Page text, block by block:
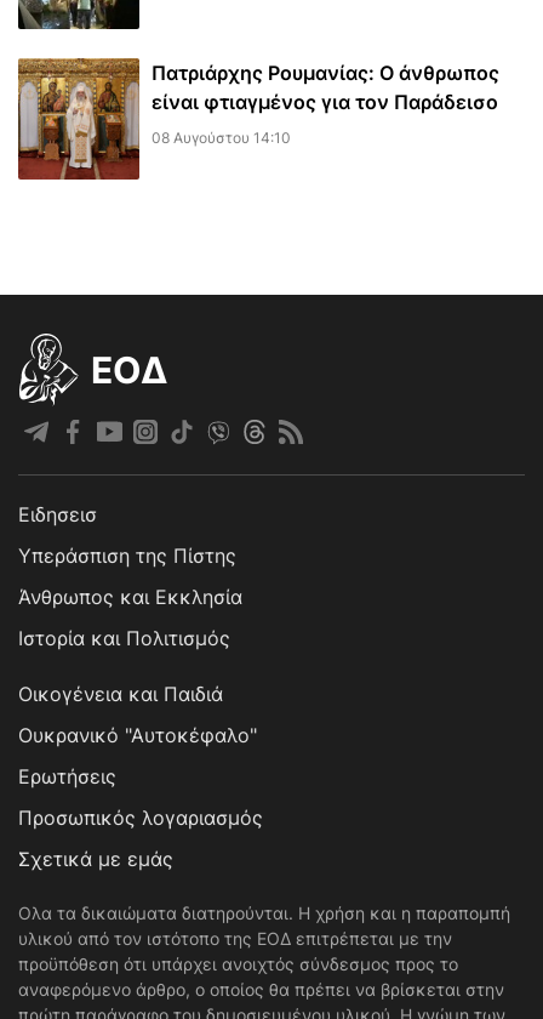
Πατριάρχης Ρουμανίας: Ο άνθρωπος
είναι φτιαγμένος για τον Παράδεισο
08 Αυγούστου 14:10
EOΔ
Ειδησεισ
Υπεράσπιση της Πίστης
Άνθρωπος και Εκκλησία
Ιστορία και Πολιτισμός
Οικογένεια και Παιδιά
Ουκρανικό "Αυτοκέφαλο"
Ερωτήσεις
Προσωπικός λογαριασμός
Σχετικά με εμάς
Ολα τα δικαιώματα διατηρούνται. Η χρήση και η παραπομπή
υλικού από τον ιστότοπο της ΕΟΔ επιτρέπεται με την
προϋπόθεση ότι υπάρχει ανοιχτός σύνδεσμος προς το
αναφερόμενο άρθρο, ο οποίος θα πρέπει να βρίσκεται στην